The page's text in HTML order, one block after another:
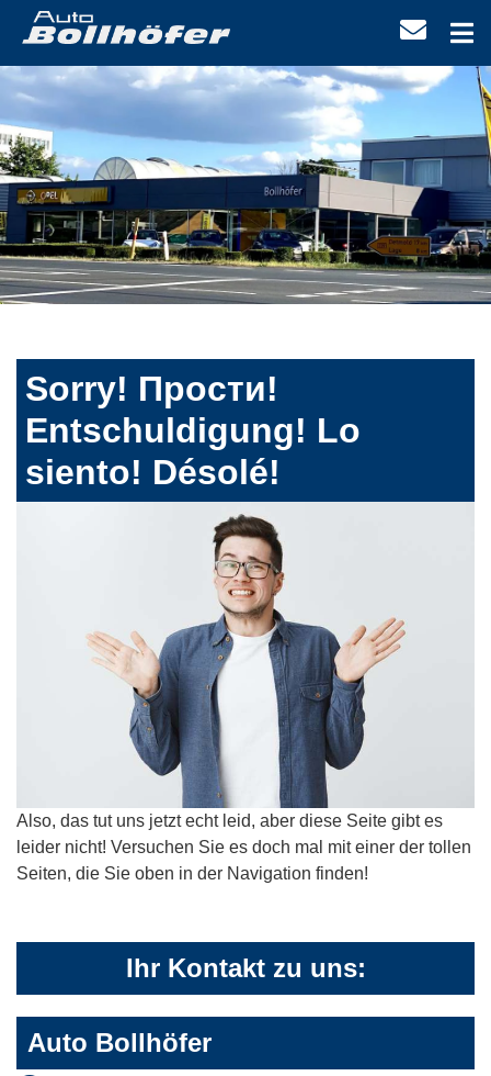
Sorry! Прости!
Entschuldigung! Lo
siento! Désolé!
Also, das tut uns jetzt echt leid, aber diese Seite gibt es
leider nicht! Versuchen Sie es doch mal mit einer der tollen
Seiten, die Sie oben in der Navigation finden!
Ihr Kontakt zu uns:
Auto Bollhöfer